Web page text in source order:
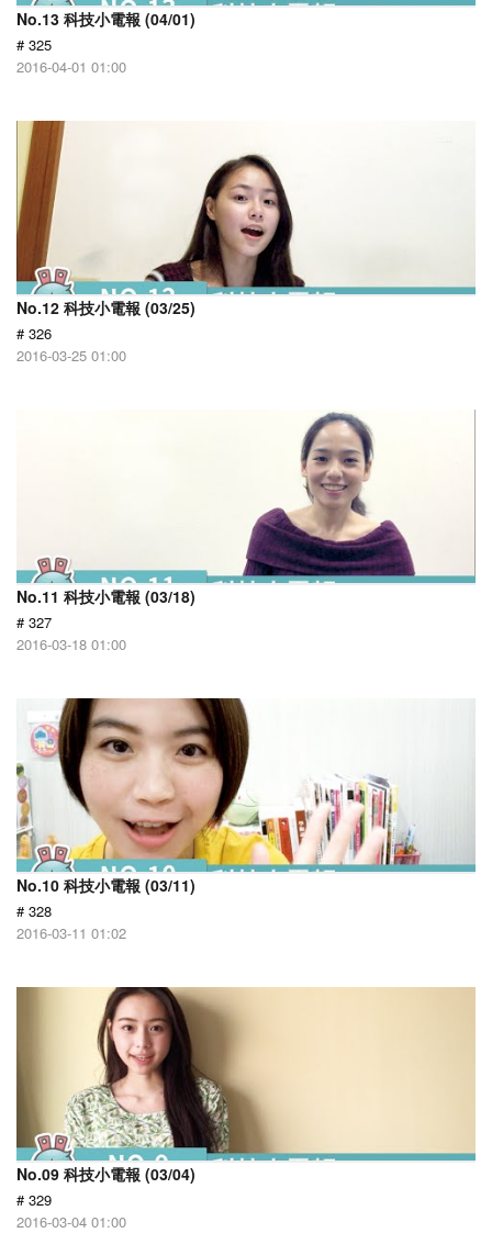
No.13 科技小電報 (04/01)
# 325
2016-04-01 01:00
No.12 科技小電報 (03/25)
# 326
2016-03-25 01:00
No.11 科技小電報 (03/18)
# 327
2016-03-18 01:00
No.10 科技小電報 (03/11)
# 328
2016-03-11 01:02
No.09 科技小電報 (03/04)
# 329
2016-03-04 01:00